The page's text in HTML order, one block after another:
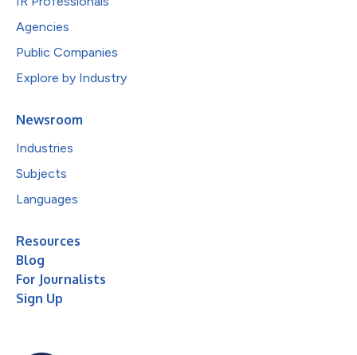
Agencies
Public Companies
Explore by Industry
Newsroom
Industries
Subjects
Languages
Resources
Blog
For Journalists
Sign Up